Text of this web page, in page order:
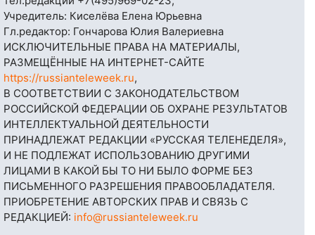
Учредитель: Киселёва Елена Юрьевна
Гл.редактор: Гончарова Юлия Валериевна
ИСКЛЮЧИТЕЛЬНЫЕ ПРАВА НА МАТЕРИАЛЫ,
РАЗМЕЩЁННЫЕ НА ИНТЕРНЕТ-САЙТЕ
https://russianteleweek.ru,
В СООТВЕТСТВИИ С ЗАКОНОДАТЕЛЬСТВОМ
РОССИЙСКОЙ ФЕДЕРАЦИИ ОБ ОХРАНЕ РЕЗУЛЬТАТОВ
ИНТЕЛЛЕКТУАЛЬНОЙ ДЕЯТЕЛЬНОСТИ
ПРИНАДЛЕЖАТ РЕДАКЦИИ «РУССКАЯ ТЕЛЕНЕДЕЛЯ»,
И НЕ ПОДЛЕЖАТ ИСПОЛЬЗОВАНИЮ ДРУГИМИ
ЛИЦАМИ В КАКОЙ БЫ ТО НИ БЫЛО ФОРМЕ БЕЗ
ПИСЬМЕННОГО РАЗРЕШЕНИЯ ПРАВООБЛАДАТЕЛЯ.
ПРИОБРЕТЕНИЕ АВТОРСКИХ ПРАВ И СВЯЗЬ С
РЕДАКЦИЕЙ: info@russianteleweek.ru